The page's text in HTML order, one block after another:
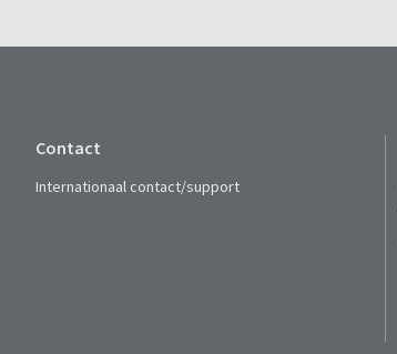
Contact
Internationaal contact/support